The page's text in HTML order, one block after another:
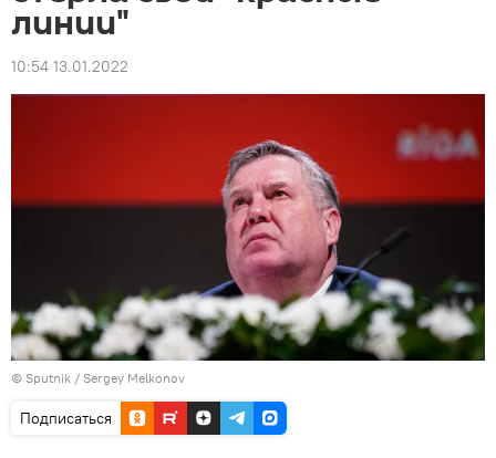
линии"
10:54 13.01.2022
© Sputnik / Sergey Melkonov
Подписаться